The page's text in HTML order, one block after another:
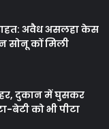
अवैध असलहा केस
सोनू कों मिली
दुकान में घुसकर
बेटी को भी पीटा